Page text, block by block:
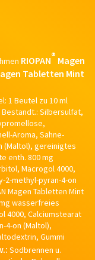
RIOPAN® Magen
Tabletten Mint
1 Beutel zu 10 ml
Silbersulfat,
Aroma, Sahne-
(Maltol), gereinigtes
enth. 800 mg
Macrogol 4000,
2-methyl-pyran-4-on
Magen Tabletten Mint
wasserfreies
4000, Calciumstearat
4-on (Maltol),
Gummi
Sodbrennen u.